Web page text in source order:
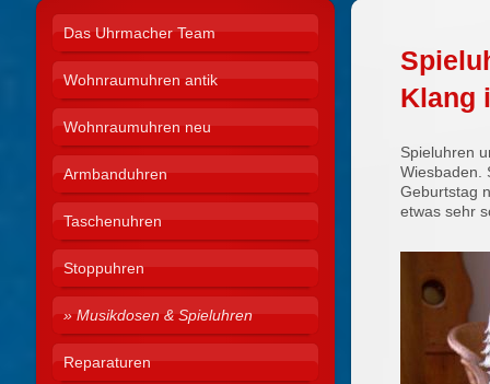
Klang
Spieluhren
Wiesbaden.
Geburtstag
etwas sehr
Das Uhrmacher Team
Wohnraumuhren antik
Wohnraumuhren neu
Armbanduhren
Taschenuhren
Stoppuhren
Musikdosen & Spieluhren
Reparaturen